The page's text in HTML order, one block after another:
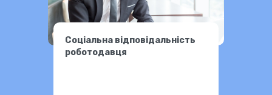
Соціальна відповідальність
роботодавця